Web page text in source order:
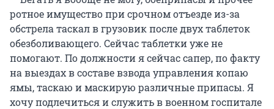
ротное имущество при срочном отъезде из-за
обстрела таскал в грузовик после двух таблеток
обезболивающего. Сейчас таблетки уже не
помогают. По должности я сейчас сапер, по факту
на выездах в составе взвода управления копаю
ямы, таскаю и маскирую различные припасы. Я
хочу подлечиться и служить в военном госпитале